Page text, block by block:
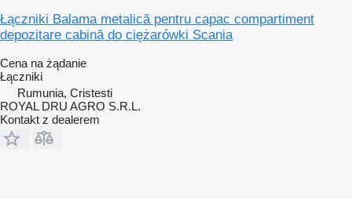
Łączniki Balama metalică pentru capac compartiment
depozitare cabină do ciężarówki Scania
Cena na żądanie
Łączniki
Rumunia, Cristesti
ROYAL DRU AGRO S.R.L.
Kontakt z dealerem